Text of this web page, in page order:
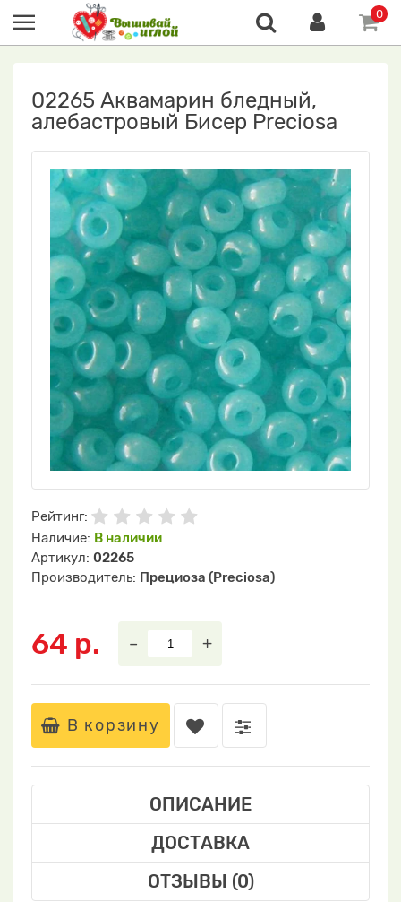
0
02265 Аквамарин бледный,
алебастровый Бисер Preciosa
Рейтинг:
Наличие: В наличии
Артикул: 02265
Производитель: Прециоза (Preciosa)
64 р. – +
В корзину
ОПИСАНИЕ
ДОСТАВКА
ОТЗЫВЫ (0)